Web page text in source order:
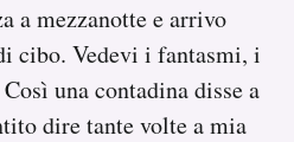
a mezzanotte e arrivo
cibo. Vedevi i fantasmi, i
una contadina disse a
dire tante volte a mia